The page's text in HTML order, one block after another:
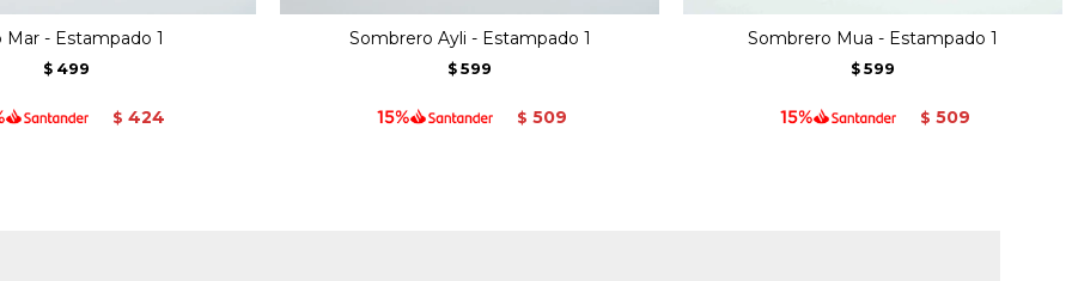
Mar - Estampado 1
$ 499
$ 424
Sombrero Ayli - Estampado 1
$ 599
$ 509
Sombrero Mua - Estampado 1
$ 599
$ 509